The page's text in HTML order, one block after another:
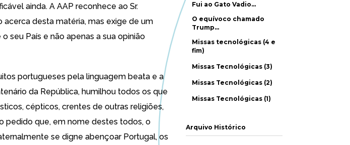
ainda. A AAP reconhece ao Sr.
acerca desta matéria, mas exige de um
seu País e não apenas a sua opinião
portugueses pela linguagem beata e a
da República, humilhou todos os que
cépticos, crentes de outras religiões,
pedido que, em nome destes todos, o
se digne abençoar Portugal, os
Fui ao Gato Vadio…
O equívoco chamado
Trump…
Missas tecnológicas (4 e
fim)
Missas Tecnológicas (3)
Missas Tecnológicas (2)
Missas Tecnológicas (1)
Arquivo Histórico